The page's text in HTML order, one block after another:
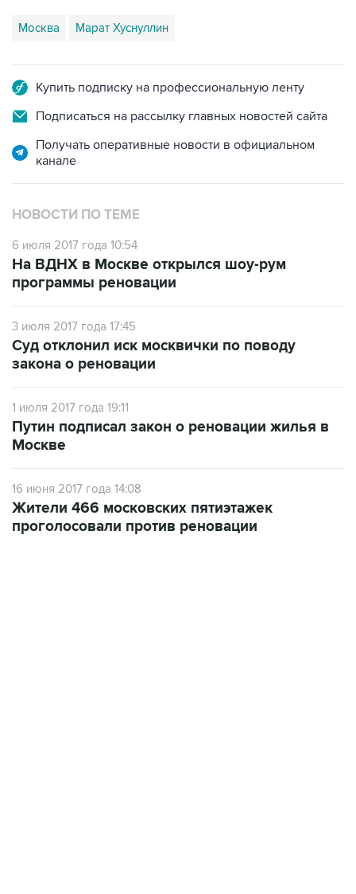
Москва Марат Хуснуллин
Купить подписку на профессиональную ленту
Подписаться на рассылку главных новостей сайта
Получать оперативные новости в официальном
канале
НОВОСТИ ПО ТЕМЕ
6 июля 2017 года 10:54
На ВДНХ в Москве открылся шоу-рум
программы реновации
3 июля 2017 года 17:45
Суд отклонил иск москвички по поводу
закона о реновации
1 июля 2017 года 19:11
Путин подписал закон о реновации жилья в
Москве
16 июня 2017 года 14:08
Жители 466 московских пятиэтажек
проголосовали против реновации